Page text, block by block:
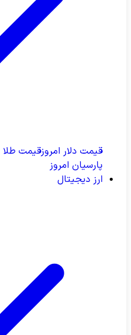
قیمت دلار امروزقیمت طلا
پارسیان امروز
ارز دیجیتال